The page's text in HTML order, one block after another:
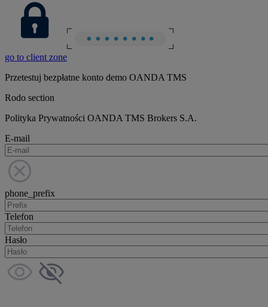
go to client zone
Przetestuj bezpłatne konto demo OANDA TMS
Rodo section
Polityka Prywatności OANDA TMS Brokers S.A.
E-mail
phone_prefix
Telefon
Hasło